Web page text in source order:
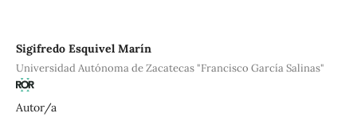
Sigifredo Esquivel Marín
Universidad Autónoma de Zacatecas "Francisco García Salinas"
Autor/a